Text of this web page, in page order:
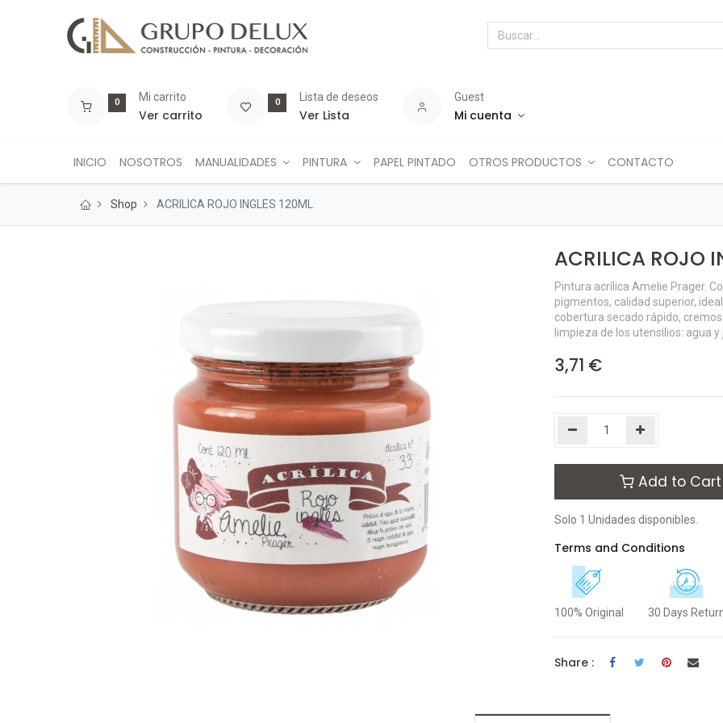
0 Mi carrito
Ver carrito
0 Lista de deseos
Ver Lista
Guest
Mi cuenta
INICIO NOSOTROS MANUALIDADES PINTURA PAPEL PINTADO OTROS PRODUCTOS CONTACTO
Shop ACRILICA ROJO INGLES 120ML
ACRILICA ROJO
Pintura acrílica Amelie Prager.
pigmentos, calidad superior,
cobertura secado rápido,
limpieza de los utensilios: agua y
3,71 €
Add to Cart
Solo 1 Unidades disponibles.
Terms and Conditions
100% Original 30 Days
Share :